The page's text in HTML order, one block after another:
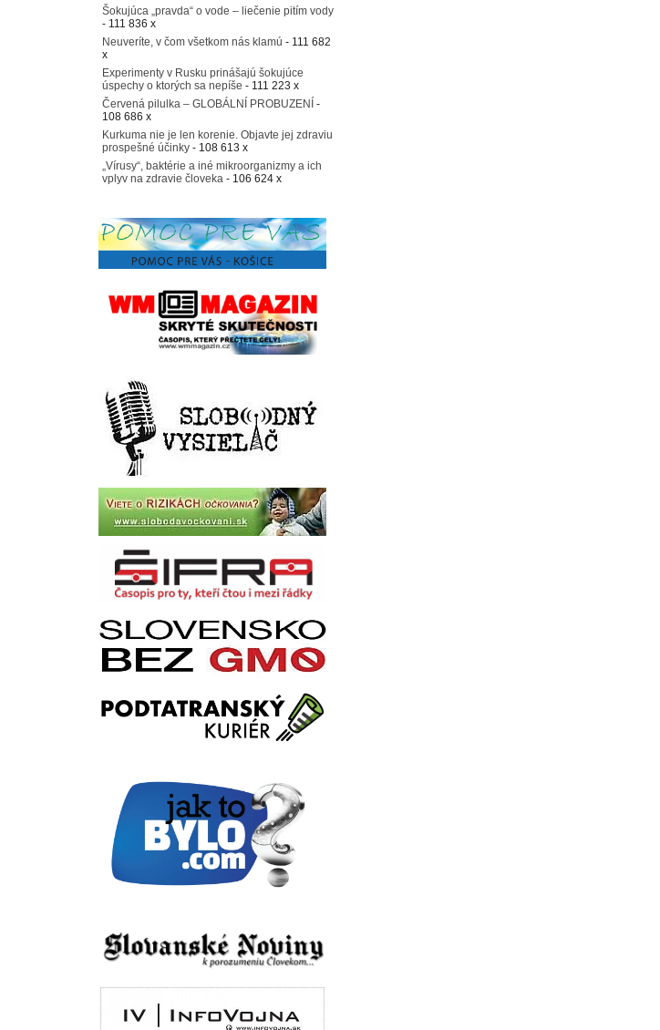
Šokujúca „pravda“ o vode – liečenie pitím vody
- 111 836 x
Neuveríte, v čom všetkom nás klamú - 111 682
x
Experimenty v Rusku prinášajú šokujúce
úspechy o ktorých sa nepíše - 111 223 x
Červená pilulka – GLOBÁLNÍ PROBUZENÍ -
108 686 x
Kurkuma nie je len korenie. Objavte jej zdraviu
prospešné účinky - 108 613 x
„Vírusy“, baktérie a iné mikroorganizmy a ich
vplyv na zdravie človeka - 106 624 x